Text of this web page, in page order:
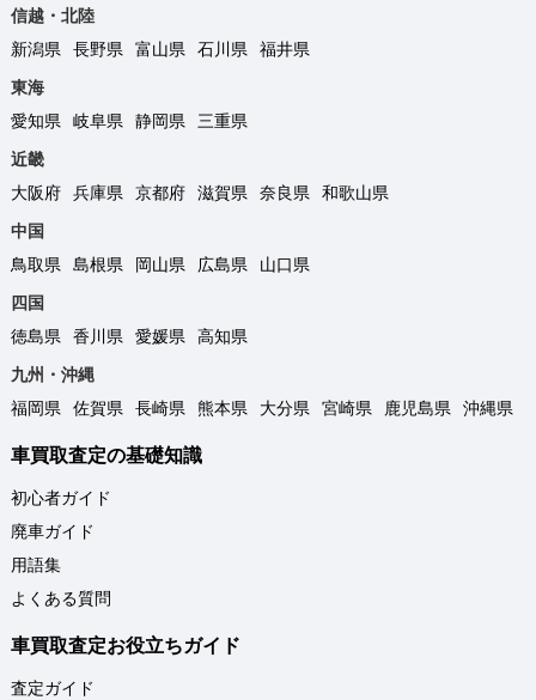
信越・北陸
新潟県
長野県 富山県 石川県
福井県
東海
愛知県
岐阜県 静岡県
三重県
近畿
大阪府
兵庫県 京都府 滋賀県 奈良県
和歌山県
中国
鳥取県
島根県 岡山県 広島県
山口県
四国
徳島県
香川県 愛媛県
高知県
九州・沖縄
福岡県
佐賀県 長崎県 熊本県 大分県 宮崎県 鹿児島県 沖縄県
車買取査定の基礎知識
初心者ガイド
廃車ガイド
用語集
よくある質問
車買取査定お役立ちガイド
査定ガイド